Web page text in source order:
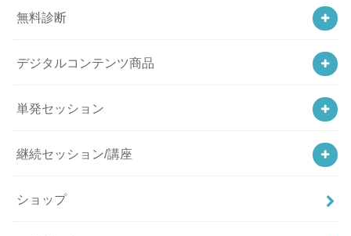
無料診断
デジタルコンテンツ商品
単発セッション
継続セッション/講座
ショップ